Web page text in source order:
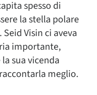
spesso di
la stella polare
Visin ci aveva
importante,
sua vicenda
meglio.